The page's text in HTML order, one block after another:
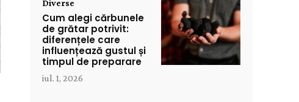
Diverse
Cum alegi cărbunele
de grătar potrivit:
diferențele care
influențează gustul și
timpul de preparare
iul. 1, 2026